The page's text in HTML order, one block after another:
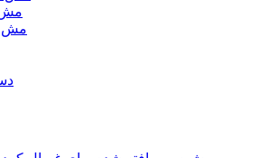
مش
مش